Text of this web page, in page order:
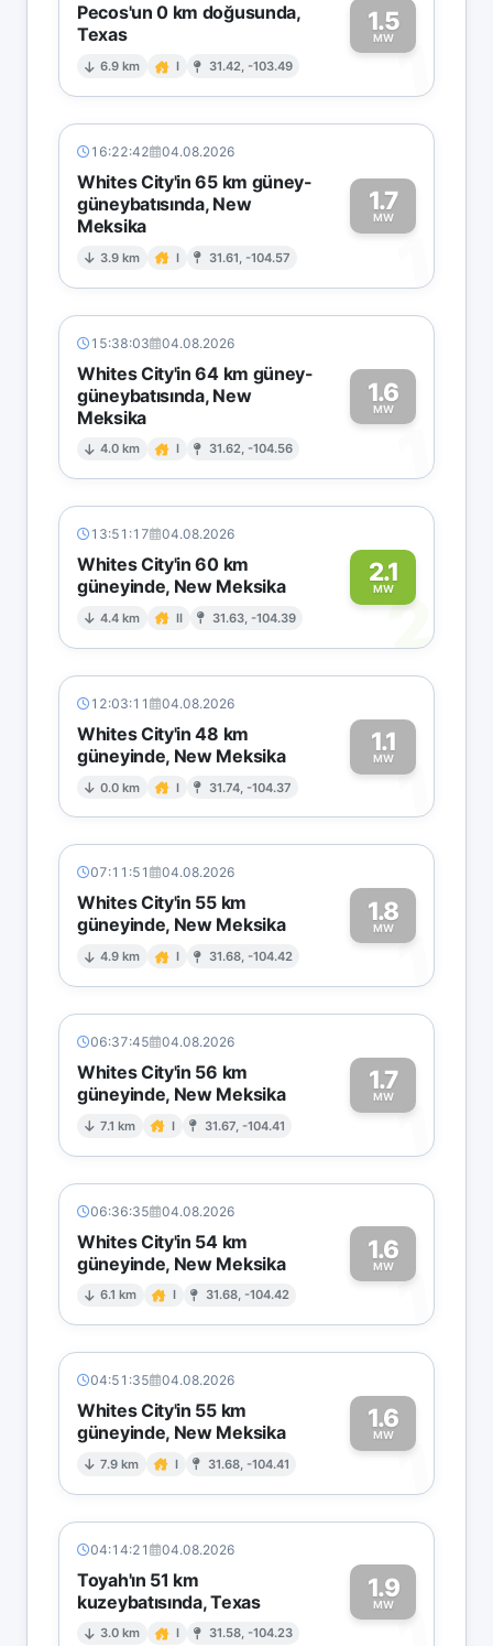
Pecos'un 0 km doğusunda,
Texas
6.9 km I 31.42, -103.49
1.5
MW1
16:22:42 04.08.2026
Whites City'in 65 km güney-
güneybatısında, New
Meksika
3.9 km I 31.61, -104.57
1.7
MW
1
15:38:03 04.08.2026
Whites City'in 64 km güney-
güneybatısında, New
Meksika
4.0 km I 31.62, -104.56
1.6
MW
1
13:51:17 04.08.2026
Whites City'in 60 km
güneyinde, New Meksika
4.4 km II 31.63, -104.39
2.1
MW
2
12:03:11 04.08.2026
Whites City'in 48 km
güneyinde, New Meksika
0.0 km I 31.74, -104.37
1.1
MW1
07:11:51 04.08.2026
Whites City'in 55 km
güneyinde, New Meksika
4.9 km I 31.68, -104.42
1.8
MW1
06:37:45 04.08.2026
Whites City'in 56 km
güneyinde, New Meksika
7.1 km I 31.67, -104.41
1.7
MW1
06:36:35 04.08.2026
Whites City'in 54 km
güneyinde, New Meksika
6.1 km I 31.68, -104.42
1.6
MW1
04:51:35 04.08.2026
Whites City'in 55 km
güneyinde, New Meksika
7.9 km I 31.68, -104.41
1.6
MW1
04:14:21 04.08.2026
Toyah'ın 51 km
kuzeybatısında, Texas
3.0 km I 31.58, -104.23
1.9
MW